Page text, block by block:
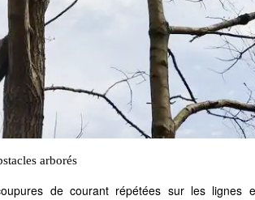
arborés
de courant répétées sur les lignes